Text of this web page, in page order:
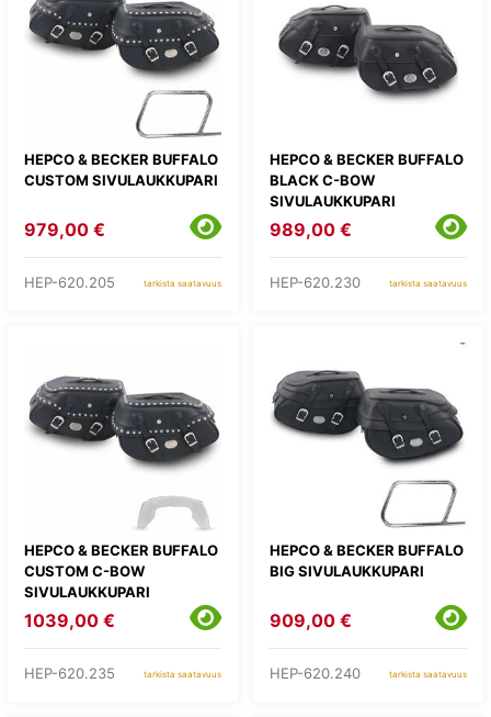
HEPCO & BECKER BUFFALO
CUSTOM SIVULAUKKUPARI
979,00 €
HEP-620.205 tarkista saatavuus
HEPCO & BECKER BUFFALO
BLACK C-BOW
SIVULAUKKUPARI
989,00 €
HEP-620.230 tarkista saatavuus
HEPCO & BECKER BUFFALO
CUSTOM C-BOW
SIVULAUKKUPARI
1039,00 €
HEP-620.235 tarkista saatavuus
HEPCO & BECKER BUFFALO
BIG SIVULAUKKUPARI
909,00 €
HEP-620.240 tarkista saatavuus